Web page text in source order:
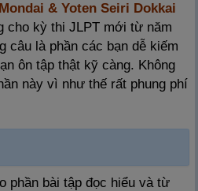
& Yoten Seiri Dokkai
cho kỳ thi JLPT mới từ năm
câu là phần các bạn dễ kiếm
ôn tập thật kỹ càng. Không
này vì như thế rất phung phí
phần bài tập đọc hiểu và từ